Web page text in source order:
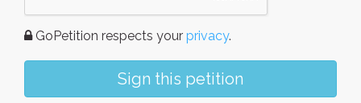
GoPetition respects your privacy.
Sign this petition